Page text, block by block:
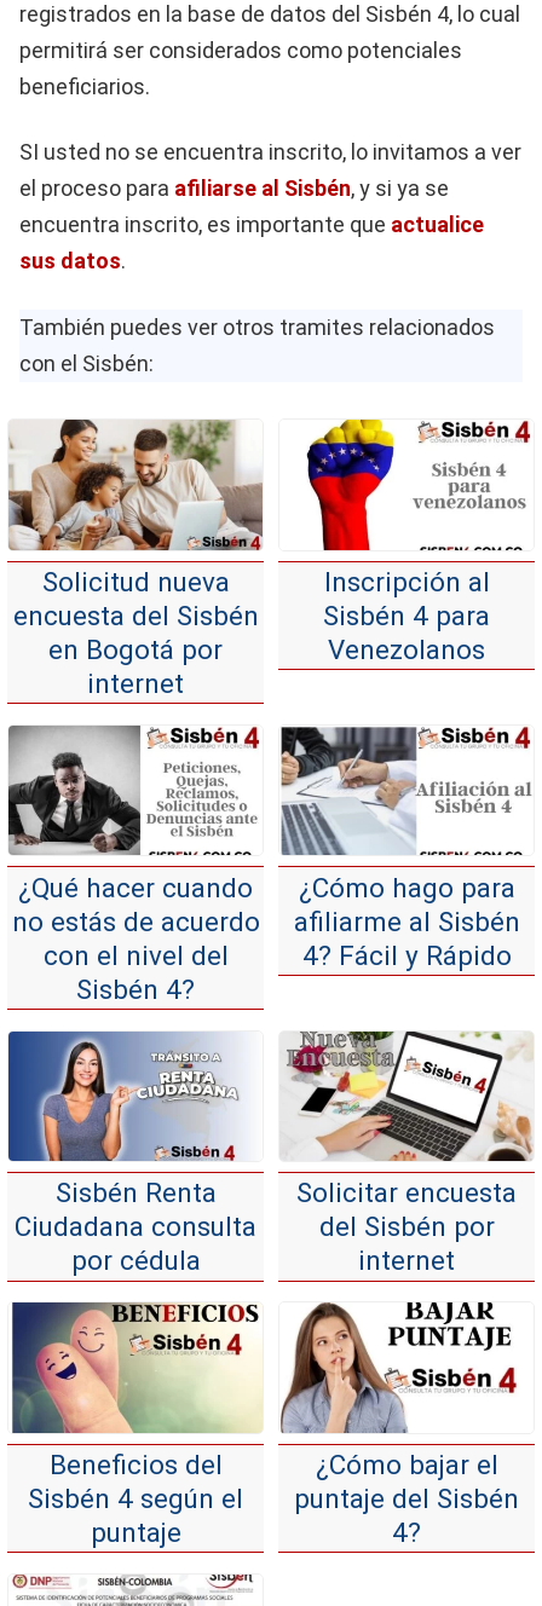
registrados en la base de datos del Sisbén 4, lo cual
permitirá ser considerados como potenciales
beneficiarios.
SI usted no se encuentra inscrito, lo invitamos a ver
el proceso para afiliarse al Sisbén, y si ya se
encuentra inscrito, es importante que actualice
sus datos.
También puedes ver otros tramites relacionados
con el Sisbén:
Solicitud nueva
encuesta del Sisbén
en Bogotá por
internet
Inscripción al
Sisbén 4 para
Venezolanos
¿Qué hacer cuando
no estás de acuerdo
con el nivel del
Sisbén 4?
¿Cómo hago para
afiliarme al Sisbén
4? Fácil y Rápido
Sisbén Renta
Ciudadana consulta
por cédula
Solicitar encuesta
del Sisbén por
internet
Beneficios del
Sisbén 4 según el
puntaje
¿Cómo bajar el
puntaje del Sisbén
4?